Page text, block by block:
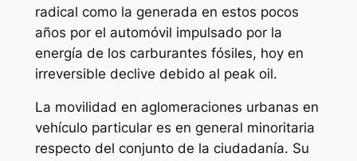
radical como la generada en estos pocos
años por el automóvil impulsado por la
energía de los carburantes fósiles, hoy en
irreversible declive debido al peak oil.
La movilidad en aglomeraciones urbanas en
vehículo particular es en general minoritaria
respecto del conjunto de la ciudadanía. Su